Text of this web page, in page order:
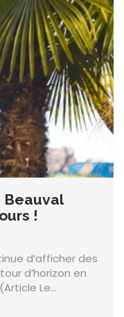
Beauval
!
d’afficher des
d’horizon en
Le…